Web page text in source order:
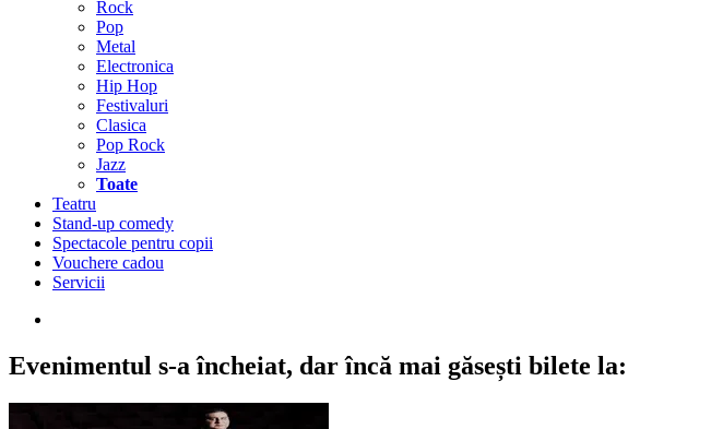
Rock
Pop
Metal
Electronica
Hip Hop
Festivaluri
Clasica
Pop Rock
Jazz
Toate
Teatru
Stand-up comedy
Spectacole pentru copii
Vouchere cadou
Servicii
Evenimentul s-a încheiat, dar încă mai găsești bilete la: